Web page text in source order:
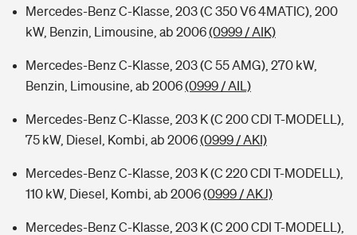
Mercedes-Benz C-Klasse, 203 (C 350 V6 4MATIC), 200
kW, Benzin, Limousine, ab 2006(0999 / AIK)
Mercedes-Benz C-Klasse, 203 (C 55 AMG), 270 kW,
Benzin, Limousine, ab 2006(0999 / AIL)
Mercedes-Benz C-Klasse, 203 K (C 200 CDI T-MODELL),
75 kW, Diesel, Kombi, ab 2006(0999 / AKI)
Mercedes-Benz C-Klasse, 203 K (C 220 CDI T-MODELL),
110 kW, Diesel, Kombi, ab 2006(0999 / AKJ)
Mercedes-Benz C-Klasse, 203 K (C 200 CDI T-MODELL),